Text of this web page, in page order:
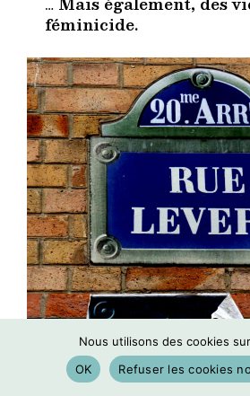
féminicide.
Nous utilisons des cookies
OK
Refuser les cookies